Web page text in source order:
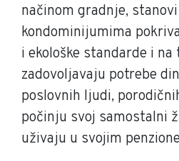
načinom gradnje,
kondominijumima
i ekološke standarde i na
zadovoljavaju potrebe
poslovnih ljudi,
počinju svoj samostalni
uživaju u svojim